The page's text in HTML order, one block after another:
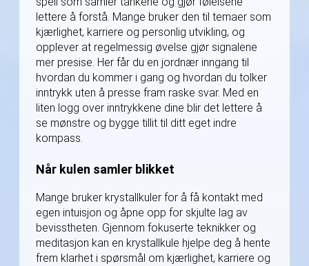
lettere å forstå. Mange bruker den til temaer som
kjærlighet, karriere og personlig utvikling, og
opplever at regelmessig øvelse gjør signalene
mer presise. Her får du en jordnær inngang til
hvordan du kommer i gang og hvordan du tolker
inntrykk uten å presse fram raske svar. Med en
liten logg over inntrykkene dine blir det lettere å
se mønstre og bygge tillit til ditt eget indre
kompass.
Når kulen samler blikket
Mange bruker krystallkuler for å få kontakt med
egen intuisjon og åpne opp for skjulte lag av
bevisstheten. Gjennom fokuserte teknikker og
meditasjon kan en krystallkule hjelpe deg å hente
frem klarhet i spørsmål om kjærlighet, karriere og